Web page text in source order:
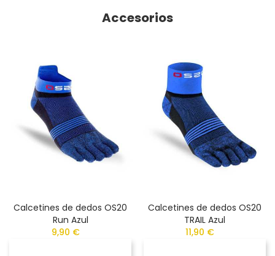
Accesorios
Calcetines de dedos OS20
Run Azul
9,90 €
Calcetines de dedos OS20
TRAIL Azul
11,90 €